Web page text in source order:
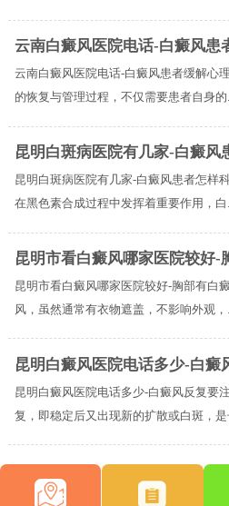
云南白癜风医院电话-白癜风患
云南白癜风医院电话-白癜风患者缓解心
的恢复与管理过程，不仅需要患者自身的
昆明白斑病医院有几家-白癜风
昆明白斑病医院有几家-白癜风患者怎样
在黑色素合成过程中发挥着重要作用，白
昆明市看白癜风哪家医院较好-
昆明市看白癜风哪家医院较好-胸部有白
风，虽然通常有衣物遮盖，不影响外观，
昆明白癜风医院电话多少-白癜
昆明白癜风医院电话多少-白癜风反复要
复，即稳定后又出现新的扩散或白斑，是